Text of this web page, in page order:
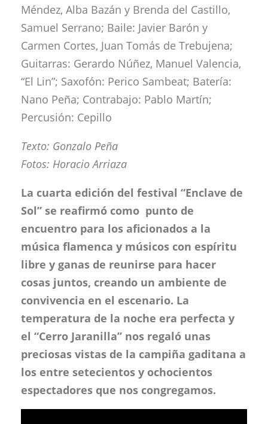
Méndez, Alba Bazán y Brenda del Castillo,
Samuel Serrano; Baile: Javier Barón y
Carmen Cortes, Juan Tomás de Trebujena;
Guitarras: Gerardo Núñez, Manuel Valencia,
“El Lin”; Saxofón: Perico Sambeat; Batería:
Nano Peña; Contrabajo: Pablo Martín;
Percusión: Cepillo
Texto: Gonzalo Peña
Fotos: Horacio Arriaza
La cuarta edición del festival “Enclave de
Sol” se reafirmó como punto de
encuentro para los aficionados a la
música flamenca y músicos con espíritu
libre y ganas de reunirse para hacer
cosas juntos, creando un ambiente de
convivencia en el escenario. La
temperatura de la noche era perfecta y
el “Cerro Jaranilla” nos regaló unas
preciosas vistas de la campiña gaditana a
los entre setecientos y ochocientos
espectadores que nos congregamos.